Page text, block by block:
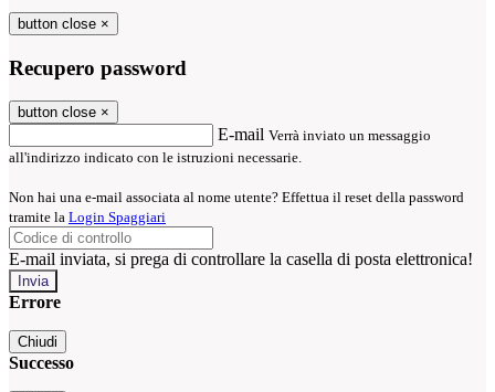
button close ×
Recupero password
button close ×
E-mail Verrà inviato un messaggio
all'indirizzo indicato con le istruzioni necessarie.
Non hai una e-mail associata al nome utente? Effettua il reset della password
tramite la Login Spaggiari
E-mail inviata, si prega di controllare la casella di posta elettronica!
Errore
Chiudi
Successo